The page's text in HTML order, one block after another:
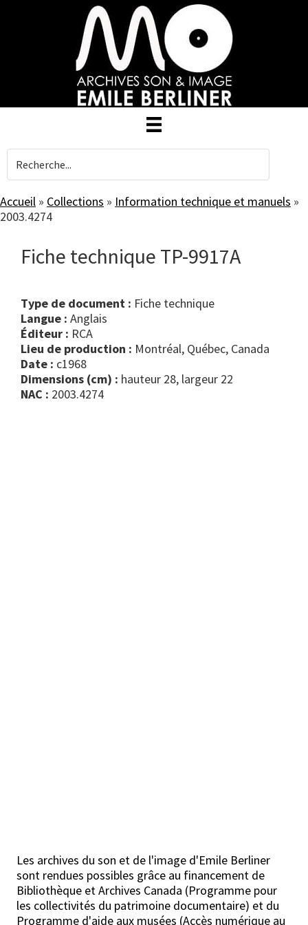
Accueil » Collections » Information technique et manuels »
2003.4274
Fiche technique TP-9917A
Type de document :
fiche technique
Langue : Anglais
Éditeur : RCA
Lieu de production : Montréal, Québec, Canada
Date : c1968
Dimensions (cm) : hauteur 28, largeur 22
NAC : 2003.4274
Les archives du son et de l'image d'Emile Berliner
sont rendues possibles grâce au financement de
Bibliothèque et Archives Canada (Programme pour
les collectivités du patrimoine documentaire) et du
Programme d'aide aux musées (Accès numérique au